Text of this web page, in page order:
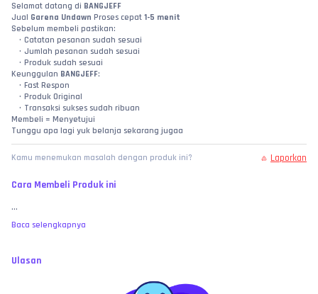
Selamat datang di BANGJEFF
Jual Garena Undawn Proses cepat 1-5 menit
Sebelum membeli pastikan:
Catatan pesanan sudah sesuai
Jumlah pesanan sudah sesuai
Produk sudah sesuai
Keunggulan BANGJEFF:
Fast Respon
Produk Original
Transaksi sukses sudah ribuan
Membeli = Menyetujui
Tunggu apa lagi yuk belanja sekarang jugaa
Kamu menemukan masalah dengan produk ini? Laporkan
Cara Membeli Produk ini
...
Baca selengkapnya
Ulasan